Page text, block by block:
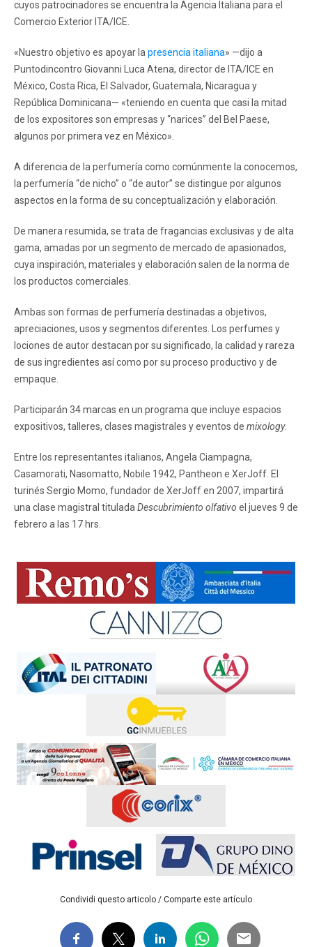
cuyos patrocinadores se encuentra la Agencia Italiana para el
Comercio Exterior ITA/ICE.
«Nuestro objetivo es apoyar la presencia italiana» —dijo a
Puntodincontro Giovanni Luca Atena, director de ITA/ICE en
México, Costa Rica, El Salvador, Guatemala, Nicaragua y
República Dominicana— «teniendo en cuenta que casi la mitad
de los expositores son empresas y “narices” del Bel Paese,
algunos por primera vez en México».
A diferencia de la perfumería como comúnmente la conocemos,
la perfumería “de nicho” o “de autor” se distingue por algunos
aspectos en la forma de su conceptualización y elaboración.
De manera resumida, se trata de fragancias exclusivas y de alta
gama, amadas por un segmento de mercado de apasionados,
cuya inspiración, materiales y elaboración salen de la norma de
los productos comerciales.
Ambas son formas de perfumería destinadas a objetivos,
apreciaciones, usos y segmentos diferentes. Los perfumes y
lociones de autor destacan por su significado, la calidad y rareza
de sus ingredientes así como por su proceso productivo y de
empaque.
Participarán 34 marcas en un programa que incluye espacios
expositivos, talleres, clases magistrales y eventos de mixology.
Entre los representantes italianos, Angela Ciampagna,
Casamorati, Nasomatto, Nobile 1942, Pantheon e XerJoff. El
turinés Sergio Momo, fundador de XerJoff en 2007, impartirá
una clase magistral titulada Descubrimiento olfativo el jueves 9 de
febrero a las 17 hrs.
Condividi questo articolo / Comparte este artículo